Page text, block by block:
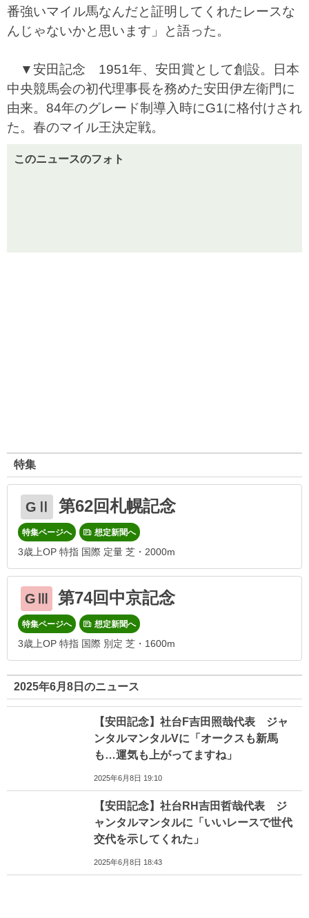
番強いマイル馬なんだと証明してくれたレースな
んじゃないかと思います」と語った。
▼安田記念 1951年、安田賞として創設。日本
中央競馬会の初代理事長を務めた安田伊左衛門に
由来。84年のグレード制導入時にG1に格付けされ
た。春のマイル王決定戦。
このニュースのフォト
特集
GⅡ 第62回札幌記念
特集ページへ 想定新聞へ
3歳上OP 特指 国際 定量 芝・2000m
GⅢ 第74回中京記念
特集ページへ 想定新聞へ
3歳上OP 特指 国際 別定 芝・1600m
2025年6月8日のニュース
【安田記念】社台F吉田照哉代表 ジャ
ンタルマンタルVに「オークスも新馬
も…運気も上がってますね」
2025年6月8日 19:10
【安田記念】社台RH吉田哲哉代表 ジ
ャンタルマンタルに「いいレースで世代
交代を示してくれた」
2025年6月8日 18:43